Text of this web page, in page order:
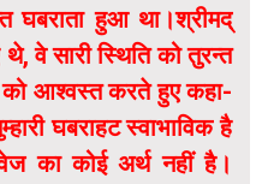
घबराता हुआ था।श्रीमद्
वे सारी स्थिति को तुरन्त
को आश्वस्त करते हुए कहा-
घबराहट स्वाभाविक है
का कोई अर्थ नहीं है।